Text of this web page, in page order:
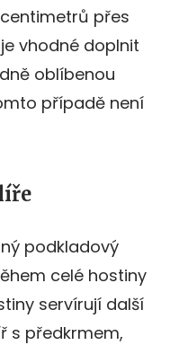
přes
vhodné doplnit
oblíbenou
případě není
podkladový
celé hostiny
servírují další
s předkrmem,